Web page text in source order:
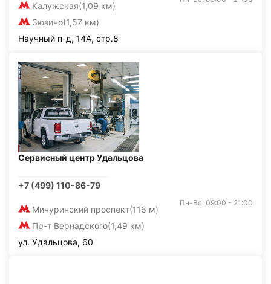
Калужская(1,09 км)
Зюзино(1,57 км)
Научный п-д, 14А, стр.8
Сервисный центр Удальцова
+7 (499) 110-86-79
Мичуринский проспект(116 м)
Пр-т Вернадского(1,49 км)
Пн-Вс: 09:00 - 21:00
ул. Удальцова, 60